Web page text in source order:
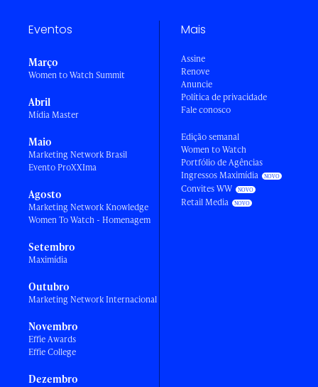
Eventos
Março
Women to Watch Summit
Abril
Mídia Master
Maio
Marketing Network Brasil
Evento ProXXIma
Agosto
Marketing Network Knowledge
Women To Watch - Homenagem
Setembro
Maximídia
Outubro
Marketing Network Internacional
Novembro
Effie Awards
Effie College
Dezembro
Mais
Assine
Renove
Anuncie
Política de privacidade
Fale conosco
Edição semanal
Women to Watch
Portfólio de Agências
Ingressos Maximídia
Convites WW
Retail Media